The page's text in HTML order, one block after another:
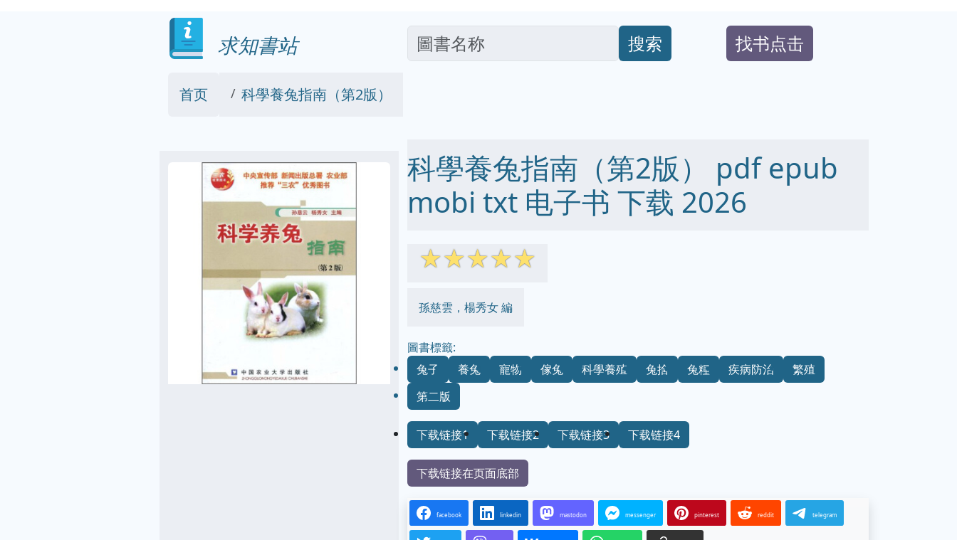
求知書站 搜索 找书点击
首页 科學養兔指南（第2版）
科學養兔指南（第2版） pdf epub
mobi txt 电子书 下载 2026
☆☆☆☆☆
孫慈雲，楊秀女 編
圖書標籤:
兔子
養兔 寵物 傢兔 科學養殖 兔捨 兔糧 疾病防治
繁殖
第二版
下载链接1 下载链接2 下载链接3 下载链接4
下载链接在页面底部
facebook linkedin mastodon messenger pinterest reddit telegram